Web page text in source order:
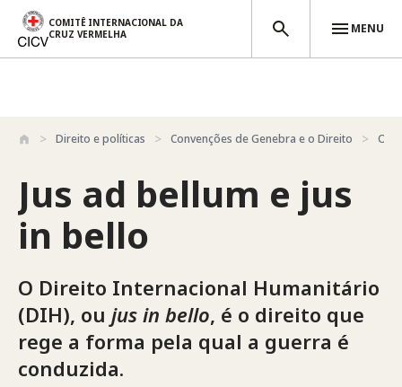
Passar para o conteúdo principal
COMITÊ INTERNACIONAL DA
CRUZ VERMELHA
MENU
Direito e políticas Convenções de Genebra e o Direito
Jus ad bellum e jus
in bello
O Direito Internacional Humanitário
(DIH), ou jus in bello, é o direito que
rege a forma pela qual a guerra é
conduzida.